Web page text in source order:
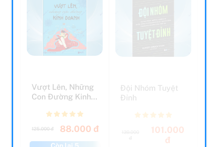
Con Đường Kinh
Doanh
Đỉnh
101.000
đ